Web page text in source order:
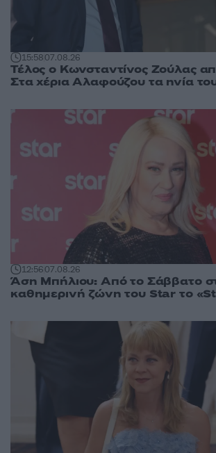
15:5807.08.26
Τέλος ο Κωνσταντίνος Ζούλας
Στα χέρια Αλαφούζου τα ηνία
12:5607.08.26
Άση Μπήλιου: Από το Σάββατο
καθημερινή ζώνη του Star το